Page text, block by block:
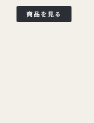
商品を見る